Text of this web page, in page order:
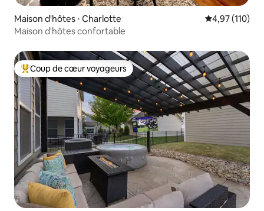
Maison d'hôtes ⋅ Charlotte Évaluation
4,97 (110)
Maison d'hôtes confortable
Coups de cœur voyageurs les plus appréciés
Coup de cœur voyageurs